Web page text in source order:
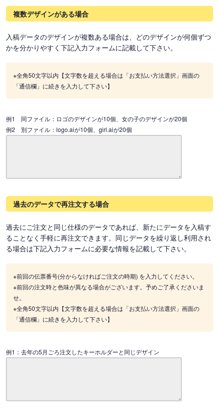
複数デザインがある場合
入稿データのデザインが複数ある場合は、どのデザインが何個ずつ
かを分かりやすく下記入力フォームに記載して下さい。
※全角50文字以内【文字数を超える場合は「お支払い方法選択」画面の
「通信欄」に続きを入力して下さい】
例1 同ファイル：ロゴのデザインが10個、女の子のデザインが20個
例2 別ファイル：logo.aiが10個、girl.aiが20個
過去のデータで再注文する場合
過去にご注文と同じ仕様のデータであれば、新たにデータを入稿す
ることなく手軽に再注文できます。同じデータを繰り返し利用され
る場合は下記入力フォームに必要な情報を記載して下さい。
※前回の伝票番号(分からなければご注文の時期) を入力してください。
※前回の注文時と色味が異なる場合がございます。予めご了承くださいま
せ。
※全角50文字以内【文字数を超える場合は「お支払い方法選択」画面の
「通信欄」に続きを入力して下さい】
例1：去年の5月ごろ注文したキーホルダーと同じデザイン